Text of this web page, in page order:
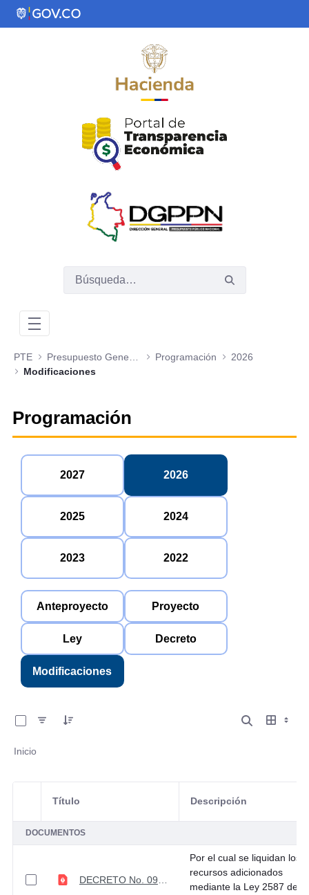
Saltar al contenido principal
PTE Programación
2026
Modificaciones
Programación
2027 2026
2025 2024
2023 2022
Anteproyecto Proyecto
Ley Decreto
Modificaciones
Inicio
Selección del elemento
Título Descripción
DOCUMENTOS
Por el cual se liquidan los
recursos adicionados
mediante la Ley 2587 del